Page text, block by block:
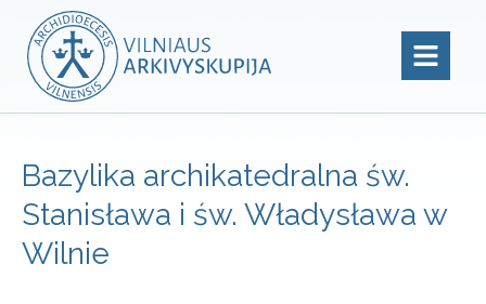
Bazylika archikatedralna św.
Stanisława i św. Władysława w
Wilnie